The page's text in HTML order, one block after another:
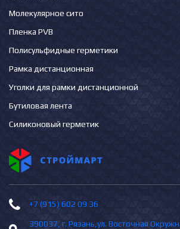
Молекулярное сито
Пленка PVB
Полисульфидные герметики
Рамка дистанционная
Уголки для рамки дистанционной
Бутиловая лента
Силиконовый герметик
+7 (915) 602 09 36
390037, г. Рязань,ул. Восточная